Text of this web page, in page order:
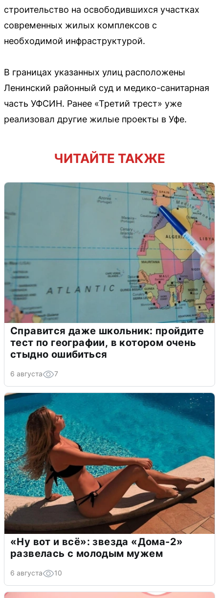
строительство на освободившихся участках
современных жилых комплексов с
необходимой инфраструктурой.
В границах указанных улиц расположены
Ленинский районный суд и медико-санитарная
часть УФСИН. Ранее «Третий трест» уже
реализовал другие жилые проекты в Уфе.
ЧИТАЙТЕ ТАКЖЕ
Справится даже школьник: пройдите
тест по географии, в котором очень
стыдно ошибиться
6 августа 7
«Ну вот и всё»: звезда «Дома-2»
развелась с молодым мужем
6 августа 10